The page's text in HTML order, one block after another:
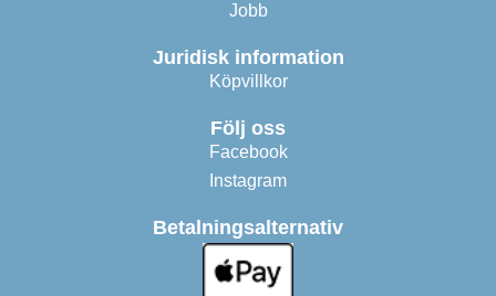
Jobb
Juridisk information
Köpvillkor
Följ oss
Facebook
Instagram
Betalningsalternativ